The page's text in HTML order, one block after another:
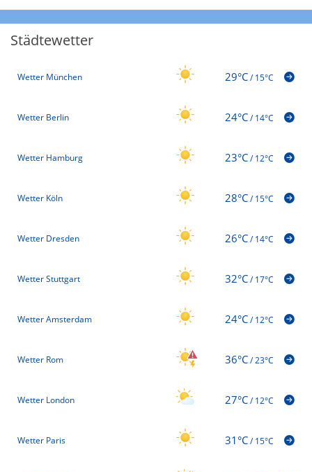
Städtewetter
Wetter München 29°C/15°C
Wetter Berlin 24°C/14°C
Wetter Hamburg 23°C/12°C
Wetter Köln 28°C/15°C
Wetter Dresden 26°C/14°C
Wetter Stuttgart 32°C/17°C
Wetter Amsterdam 24°C/12°C
Wetter Rom 36°C/23°C
Wetter London 27°C/12°C
Wetter Paris 31°C/15°C